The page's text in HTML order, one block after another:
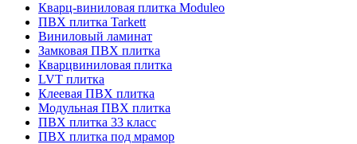
Кварц-виниловая плитка Moduleo
ПВХ плитка Tarkett
Виниловый ламинат
Замковая ПВХ плитка
Кварцвиниловая плитка
LVT плитка
Клеевая ПВХ плитка
Модульная ПВХ плитка
ПВХ плитка 33 класс
ПВХ плитка под мрамор